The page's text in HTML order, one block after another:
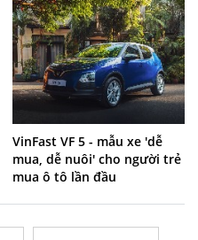
VinFast VF 5 - mẫu xe 'dễ
mua, dễ nuôi' cho người trẻ
mua ô tô lần đầu